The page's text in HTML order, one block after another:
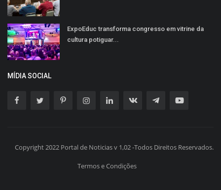
ExpoEduc transforma congresso em vitrine da
cultura potiguar...
MÍDIA SOCIAL
Copyright 2022 Portal de Noticias v 1,02 -Todos Direitos Reservados.
Termos e Condições